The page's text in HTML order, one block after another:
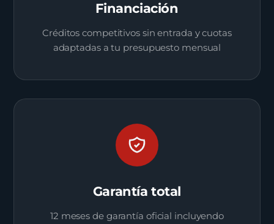
Financiación
Créditos competitivos sin entrada y cuotas
adaptadas a tu presupuesto mensual
Garantía total
12 meses de garantía oficial incluyendo